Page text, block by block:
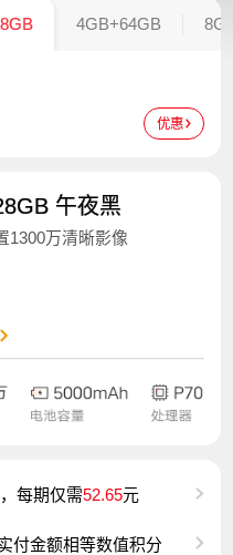
4GB+64GB
优惠
午夜黑
1300万清晰影像
每期仅需52.65元
付金额相等数值积分